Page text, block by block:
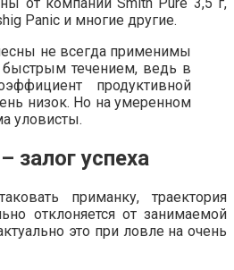
от компании Smith Pure 3,5 г,
Panic и многие другие.
не всегда применимы
быстрым течением, ведь в
продуктивной
низок. Но на умеренном
уловисты.
залог успеха
приманку, траектория
отклоняется от занимаемой
это при ловле на очень